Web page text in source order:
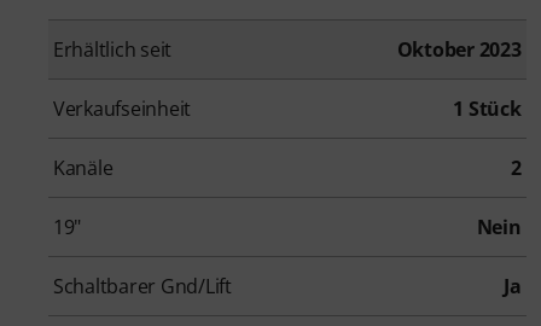
Erhältlich seit Oktober 2023
Verkaufseinheit 1 Stück
Kanäle 2
19" Nein
Schaltbarer Gnd/Lift Ja